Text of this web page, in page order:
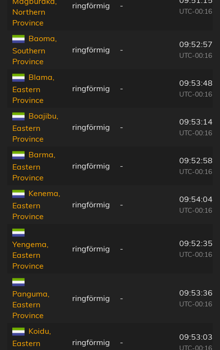
Northern
Province
ringförmig -
UTC-00:16
Baoma,
Southern
Province
ringförmig -
09:52:57
UTC-00:16
Blama,
Eastern
Province
ringförmig -
09:53:48
UTC-00:16
Boajibu,
Eastern
Province
ringförmig -
09:53:14
UTC-00:16
Barma,
Eastern
Province
ringförmig -
09:52:58
UTC-00:16
Kenema,
Eastern
Province
ringförmig -
09:54:04
UTC-00:16
Yengema,
Eastern
Province
ringförmig -
09:52:35
UTC-00:16
Panguma,
Eastern
Province
ringförmig -
09:53:36
UTC-00:16
Koidu,
Eastern
ringförmig -
09:53:03
UTC-00:16